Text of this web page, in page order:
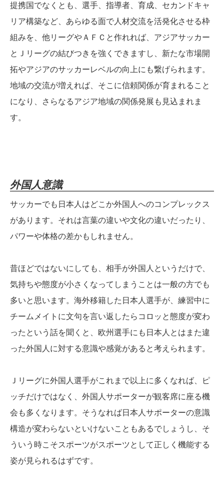
提携国でなくとも、選手、指導者、育成、セカンドキャ
リア構築など、あらゆる面で人材交流を活発化させる枠
組みを、他リーグやＡＦＣと作れれば、アジアサッカー
とＪリーグの結びつきを強くできますし、新たな市場開
拓やアジアのサッカーレベルの向上にも繋げられます。
地域の交流が増えれば、そこに信頼関係が育まれること
になり、さらなるアジア地域の関係発展も見込まれま
す。
外国人意識
サッカーでも日本人はどこか外国人へのコンプレックス
があります。それは言葉の違いや文化の違いだったり、
パワーや体格の差かもしれません。
昔ほどではないにしても、相手が外国人というだけで、
気持ちや態度が小さくなってしまうことは一般の方でも
多いと思います。海外移籍した日本人選手が、練習中に
チームメイトに文句を言い返したらコロッと態度が変わ
ったという話を聞くと、欧州選手にも日本人とはまた違
った外国人に対する意識や感覚があると考えられます。
Ｊリーグに外国人選手がこれまで以上に多くなれば、ピ
ッチだけではなく、外国人サポーターが観客席に座る機
会も多くなります。そうなれば日本人サポーターの意識
構造が変わらないといけないこともあるでしょうし、そ
ういう時こそスポーツがスポーツとして正しく機能する
姿が見られるはずです。